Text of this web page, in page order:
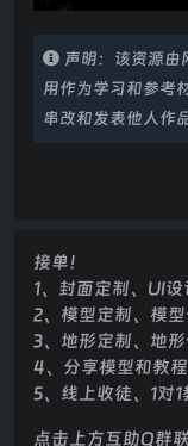
声明：该资源由
用作为学习和参考
串改和发表他人作品
接单！
1、封面定制、UI设
2、模型定制、模型
3、地形定制、地形
4、分享模型和教
5、线上收徒、1对1
点击上方互助Q群